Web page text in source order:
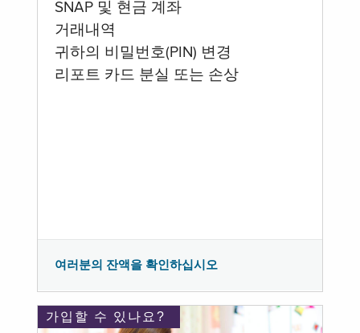
SNAP 및 현금 계좌
거래내역
귀하의 비밀번호(PIN) 변경
리포트 카드 분실 또는 손상
여러분의 잔액을 확인하십시오
가입할 수 있나요?